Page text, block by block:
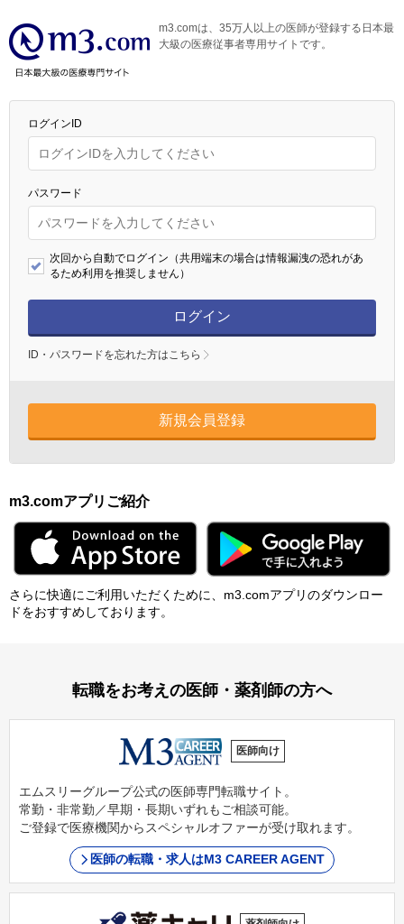
m3.comは、35万人以上の医師が登録する日本最
大級の医療従事者専用サイトです。
ログインID
パスワード
次回から自動でログイン（共用端末の場合は情報漏洩の恐れがあ
るため利用を推奨しません）
ログイン
ID・パスワードを忘れた方はこちら
新規会員登録
m3.comアプリご紹介
さらに快適にご利⽤いただくために、m3.comアプリのダウンロー
ドをおすすめしております。
転職をお考えの医師・薬剤師の方へ
医師向け
エムスリーグループ公式の医師専門転職サイト。
常勤・非常勤／早期・長期いずれもご相談可能。
ご登録で医療機関からスペシャルオファーが受け取れます。
医師の転職・求人はM3 CAREER AGENT